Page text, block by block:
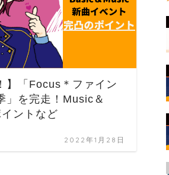
】「Focus＊ファイン
」を完走！Music＆
ントなど
2022年1月28日